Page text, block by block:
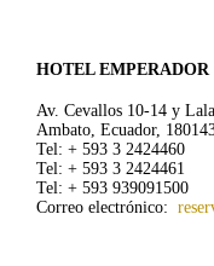
HOTEL EMPERADOR
Av. Cevallos 10-14 y
Ambato, Ecuador,
Tel: + 593 3 2424460
Tel: + 593 3 2424461
Tel: + 593 939091500
Correo electrónico: